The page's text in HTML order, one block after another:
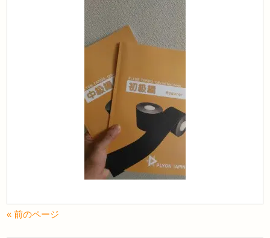
« 前のページ